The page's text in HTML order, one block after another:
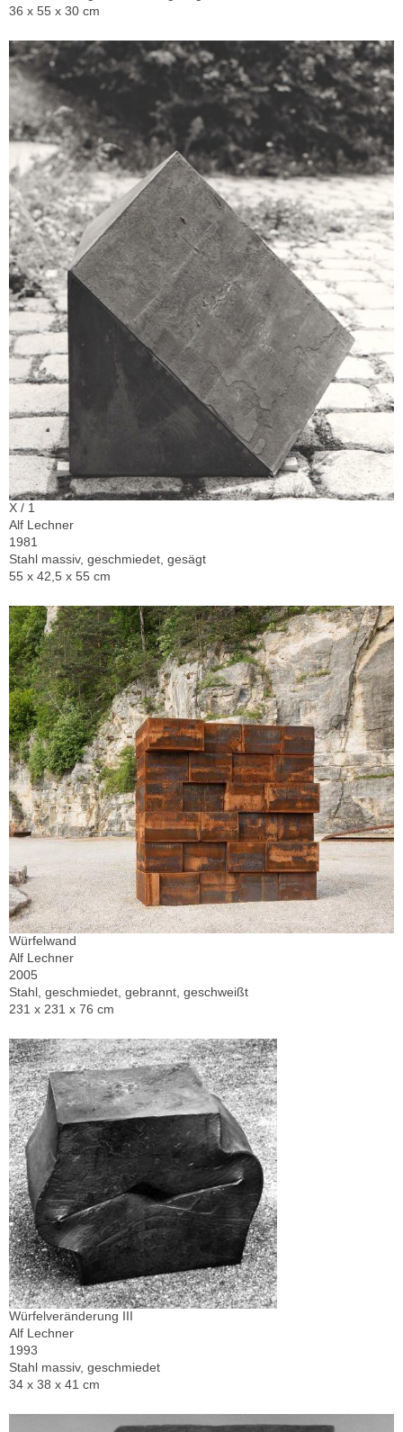
36 x 55 x 30 cm
X / 1
Alf Lechner
1981
Stahl massiv, geschmiedet, gesägt
55 x 42,5 x 55 cm
Würfelwand
Alf Lechner
2005
Stahl, geschmiedet, gebrannt, geschweißt
231 x 231 x 76 cm
Würfelveränderung III
Alf Lechner
1993
Stahl massiv, geschmiedet
34 x 38 x 41 cm